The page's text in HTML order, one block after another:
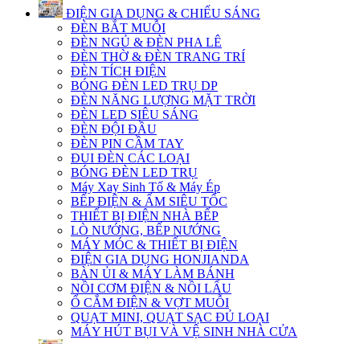
ĐIỆN GIA DỤNG & CHIẾU SÁNG
ĐÈN BẮT MUỖI
ĐÈN NGỦ & ĐÈN PHA LÊ
ĐÈN THỜ & ĐÈN TRANG TRÍ
ĐÈN TÍCH ĐIỆN
BÓNG ĐÈN LED TRỤ DP
ĐÈN NĂNG LƯỢNG MẶT TRỜI
ĐÈN LED SIÊU SÁNG
ĐÈN ĐỘI ĐẦU
ĐÈN PIN CẦM TAY
ĐUI ĐÈN CÁC LOẠI
BÓNG ĐÈN LED TRỤ
Máy Xay Sinh Tố & Máy Ép
BẾP ĐIỆN & ẤM SIÊU TỐC
THIẾT BỊ ĐIỆN NHÀ BẾP
LÒ NƯỚNG, BẾP NƯỚNG
MÁY MÓC & THIẾT BỊ ĐIỆN
ĐIỆN GIA DỤNG HONJIANDA
BÀN ỦI & MÁY LÀM BÁNH
NỒI CƠM ĐIỆN & NỒI LẨU
Ổ CẮM ĐIỆN & VỢT MUỖI
QUẠT MINI, QUẠT SẠC ĐỦ LOẠI
MÁY HÚT BỤI VÀ VỆ SINH NHÀ CỬA